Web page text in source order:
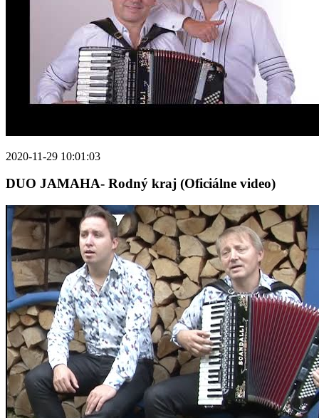
2020-11-29 10:01:03
DUO JAMAHA- Rodný kraj (Oficiálne video)